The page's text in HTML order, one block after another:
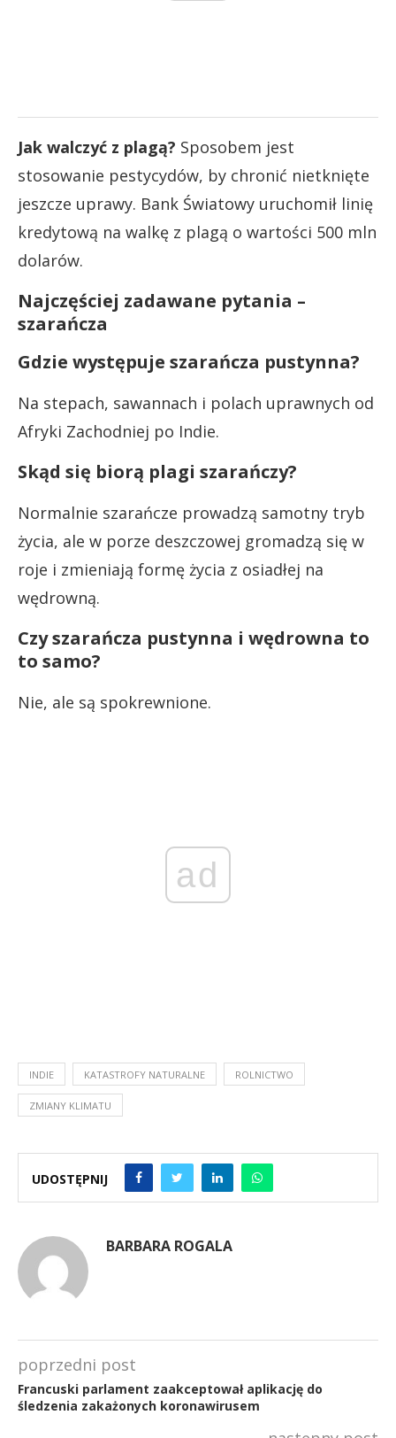
Jak walczyć z plagą? Sposobem jest
stosowanie pestycydów, by chronić nietknięte
jeszcze uprawy. Bank Światowy uruchomił linię
kredytową na walkę z plagą o wartości 500 mln
dolarów.
Najczęściej zadawane pytania –
szarańcza
Gdzie występuje szarańcza pustynna?
Na stepach, sawannach i polach uprawnych od
Afryki Zachodniej po Indie.
Skąd się biorą plagi szarańczy?
Normalnie szarańcze prowadzą samotny tryb
życia, ale w porze deszczowej gromadzą się w
roje i zmieniają formę życia z osiadłej na
wędrowną.
Czy szarańcza pustynna i wędrowna to
to samo?
Nie, ale są spokrewnione.
ad
INDIE KATASTROFY NATURALNE ROLNICTWO
ZMIANY KLIMATU
UDOSTĘPNIJ
BARBARA ROGALA
poprzedni post
Francuski parlament zaakceptował aplikację do
śledzenia zakażonych koronawirusem